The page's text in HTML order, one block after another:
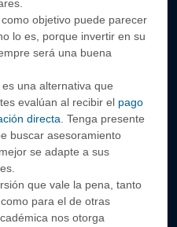
objetivo puede parecer
lo es, porque invertir en su
será una buena
una alternativa que
evalúan al recibir el pago
directa . Tenga presente
buscar asesoramiento
se adapte a sus
que vale la pena, tanto
para el de otras
nos otorga